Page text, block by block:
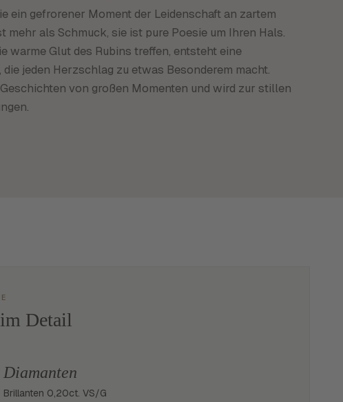
ein gefrorener Moment der Leidenschaft an zartem
mehr als Schmuck, sie ist pure Poesie um Ihren Hals.
warme Glut des Rubins treffen, entsteht eine
jeden Herzschlag zu etwas Besonderem macht.
von großen Momenten und wird zur stillen
Detail
Diamanten
Brillanten 0,20ct. VS/G